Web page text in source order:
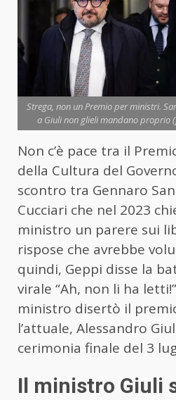
Strega, non un Premio per ministri.
a Giuli non glieli mandano proprio
Non c’è pace tra il
della Cultura del
scontro tra Gennaro
Cucciari che nel 2023
ministro un parere sui
rispose che avrebbe
quindi, Geppi disse la
virale “Ah, non li ha
ministro disertò il
l’attuale, Alessandro
cerimonia finale del 3
Il ministro Giuli